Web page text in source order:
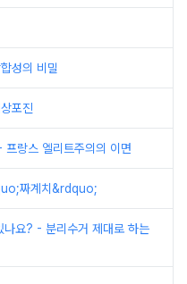
성의 비밀
포진
랑스 엘리트주의의 이면
짜계치&rdquo;
나요? - 분리수거 제대로 하는